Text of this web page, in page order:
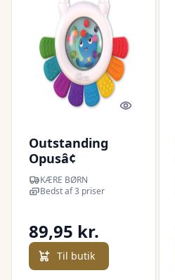
Quick look
Outstanding
Opusâ¢
Sensorisk Rangle
KÆRE BØRN
Bedst af 3 priser
89,95 kr.
Til butik